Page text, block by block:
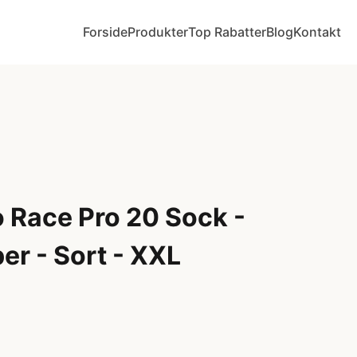
ForsideProdukterTop RabatterBlogKontakt
Pro 20 Sock -
- Sort - XXL